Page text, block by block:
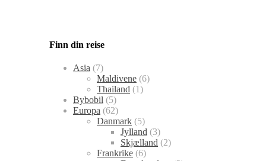
Finn din reise
Asia (7)
Maldivene (6)
Thailand (1)
Bybobil (5)
Europa (62)
Danmark (5)
Jylland (3)
Skjælland (2)
Frankrike (6)